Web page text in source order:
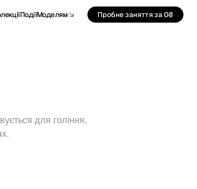
ПодіїМоделям Пробне заняття за 0₴
для гоління,